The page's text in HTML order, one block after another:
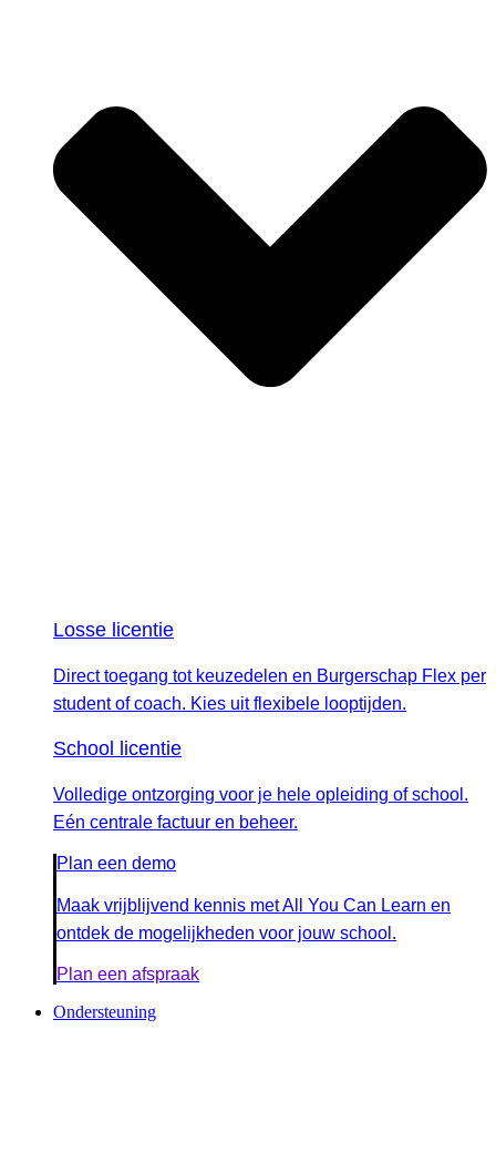
Losse licentie
Direct toegang tot keuzedelen en Burgerschap Flex per
student of coach. Kies uit flexibele looptijden.
School licentie
Volledige ontzorging voor je hele opleiding of school.
Eén centrale factuur en beheer.
Plan een demo
Maak vrijblijvend kennis met All You Can Learn en
ontdek de mogelijkheden voor jouw school.
Plan een afspraak
Ondersteuning